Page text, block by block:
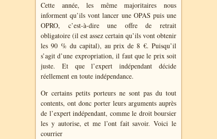
Cette année, les même majoritaires nous
informent qu’ils vont lancer une OPAS puis une
OPRO, c’est-à-dire une offre de retrait
obligatoire (il est assez certain qu’ils vont obtenir
les 90 % du capital), au prix de 8 €. Puisqu’il
s’agit d’une expropriation, il faut que le prix soit
juste. Et que l’expert indépendant décide
réellement en toute indépendance.
Or certains petits porteurs ne sont pas du tout
contents, ont donc porter leurs arguments auprès
de l’expert indépendant, comme le droit boursier
les y autorise, et me l’ont fait savoir. Voici le
courrier